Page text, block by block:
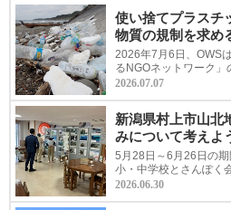
使い捨てプラスチ
物質の規制を求め
2026年7月6日、OWS
るNGOネットワーク」
2026.07.07
新潟県村上市山北
みについて考えよ
5月28日～6月26日の
小・中学校とさんぽく
2026.06.30